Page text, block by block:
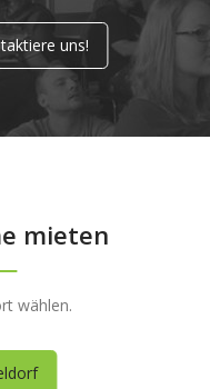
uns!
mieten
wählen.